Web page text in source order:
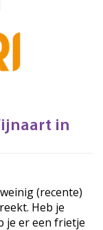
in
(recente)
Heb je
je er een frietje